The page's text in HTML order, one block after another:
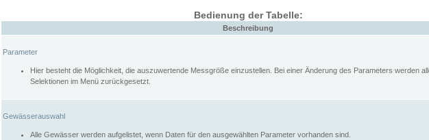
Bedienung der Tabelle:
Beschreibung
Parameter
Hier besteht die Möglichkeit, die auszuwertende Messgröße einzustellen. Bei einer Änderung des Parameters werden
Selektionen im Menü zurückgesetzt.
Gewässerauswahl
Alle Gewässer werden aufgelistet, wenn Daten für den ausgewählten Parameter vorhanden sind.